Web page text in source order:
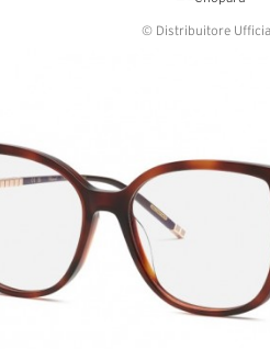
© Distribuitore